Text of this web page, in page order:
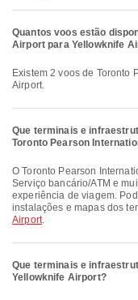
Quantos voos estão
Airport para Yellowknife
Existem 2 voos de Toronto Pearson International Airport para Yellowknife
Airport.
Que terminais e
Toronto Pearson
O Toronto Pearson International Airport oferece Hotel Aeroporto, Trem,
Serviço bancário/ATM e
experiência de viagem.
instalações e mapas dos
Airport.
Que terminais e
Yellowknife Airport?